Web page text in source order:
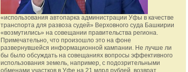
«использования автопарка администрации Уфы в качестве
транспорта для развоза судей» Верховного суда Башкирии
«возмутились» на совещании правительства региона.
Примечательно, что произошло это на фоне
развернувшейся информационной кампании. Не лучше ли
бы было обсуждать на совещаниях вопросы эффективного
использования земель, например, с подозрительными
обменами участков в Уфе на 21 млрд рублей, возврат